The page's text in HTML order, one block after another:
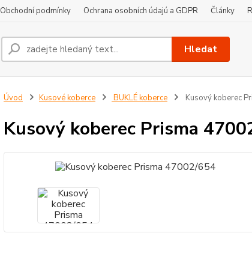
Obchodní podmínky Ochrana osobních údajú a GDPR Články
Hledat
Úvod Kusové koberce BUKLÉ koberce Kusový koberec
Kusový koberec Prisma